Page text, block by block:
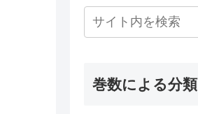
巻数による分類